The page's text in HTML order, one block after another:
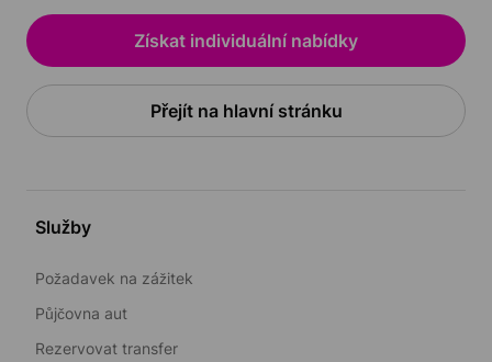
Získat individuální nabídky
Přejít na hlavní stránku
Služby
Požadavek na zážitek
Půjčovna aut
Rezervovat transfer